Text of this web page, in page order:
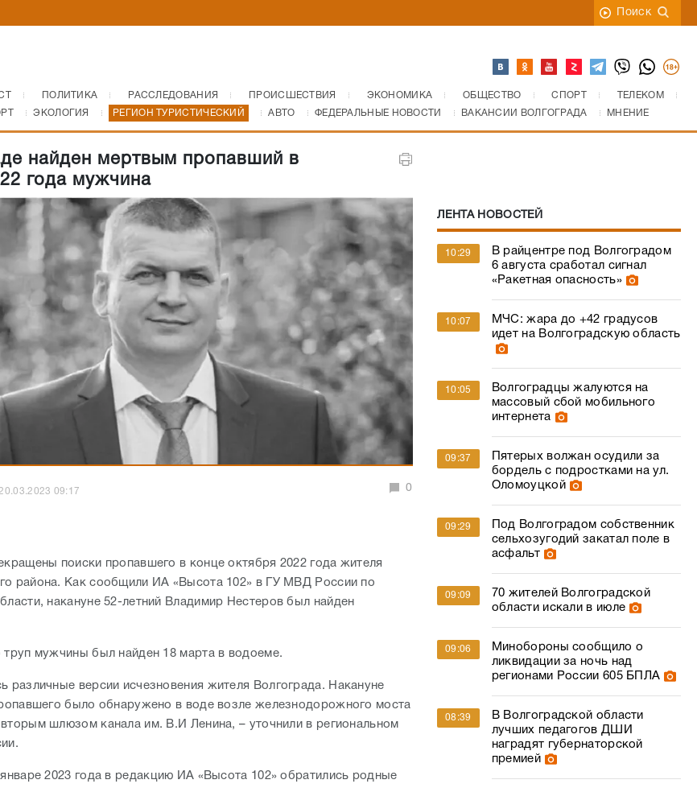
Поиск
ПОЛИТИКА РАССЛЕДОВАНИЯ ПРОИСШЕСТВИЯ ЭКОНОМИКА ОБЩЕСТВО СПОРТ
ТЕЛЕКОМ
ЭКОЛОГИЯ РЕГИОН ТУРИСТИЧЕСКИЙ АВТО ФЕДЕРАЛЬНЫЕ НОВОСТИ ВАКАНСИИ ВОЛГОГРАДА МНЕНИЕ
найден мертвым пропавший в
года мужчина
09:17 0
поиски пропавшего в конце октября 2022 года жителя
района. Как сообщили ИА «Высота 102» в ГУ МВД России по
накануне 52-летний Владимир Нестеров был найден
мужчины был найден 18 марта в водоеме.
различные версии исчезновения жителя Волгограда. Накануне
было обнаружено в воде возле железнодорожного моста
шлюзом канала им. В.И Ленина, – уточнили в региональном
2023 года в редакцию ИА «Высота 102» обратились родные
ЛЕНТА НОВОСТЕЙ
10:29
В райцентре под Волгоградом
6 августа сработал сигнал
«Ракетная опасность»
10:07
МЧС: жара до +42 градусов
идет на Волгоградскую область
10:05
Волгоградцы жалуются на
массовый сбой мобильного
интернета
09:37
Пятерых волжан осудили за
бордель с подростками на ул.
Оломоуцкой
09:29
Под Волгоградом собственник
сельхозугодий закатал поле в
асфальт
09:09
70 жителей Волгоградской
области искали в июле
09:06
Минобороны сообщило о
ликвидации за ночь над
регионами России 605 БПЛА
08:39
В Волгоградской области
лучших педагогов ДШИ
наградят губернаторской
премией